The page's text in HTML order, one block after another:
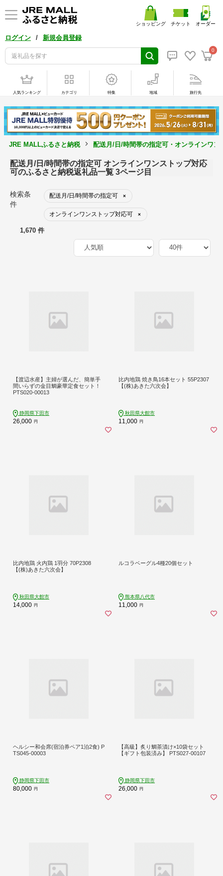
ログイン / 新規会員登録
0
ショッピング チケット オーダー
人気ランキング カテゴリ 特集 地域 旅行先
JRE MALLふるさと納税 配送月/日/時間帯の指定可・オンラインワン
配送月/日/時間帯の指定可 オンラインワンストップ対応
可のふるさと納税返礼品一覧 3ページ目
検索条
件
配送月/日/時間帯の指定可 ×
オンラインワンストップ対応可 ×
1,670 件
【渡辺水産】主婦が選んだ、簡単手
間いらずの金目鯛豪華定食セット！
PTS020-00013
静岡県下田市
26,000 円
比内地鶏 焼き鳥16本セット 55P2307
【(株)あきた六次会】
秋田県大館市
11,000 円
比内地鶏 火内鶏 1羽分 70P2308
【(株)あきた六次会】
秋田県大館市
14,000 円
ルコラベーグル4種20個セット
熊本県八代市
11,000 円
ヘルシー和会席(宿泊券ペア1泊2食) P
TS045-00003
静岡県下田市
80,000 円
【高級】炙り鯛茶漬け×10袋セット
【ギフト包装済み】 PTS027-00107
静岡県下田市
26,000 円